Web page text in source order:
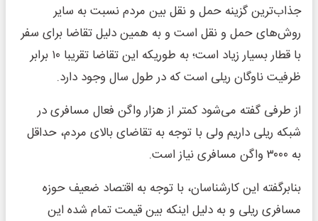
جذاب‌ترین گزینه حمل و نقل بین مردم نسبت به سایر
روش‌های حمل و نقل است و به همین دلیل تقاضا برای سفر
با قطار بسیار زیاد است؛ به طوریکه این تقاضا تقریبا ۱۰ برابر
ظرفیت ناوگان ریلی است که در طول سال وجود دارد.
از طرفی گفته می‌شود کمتر از هزار واگن فعال مسافری در
شبکه ریلی داریم ولی با توجه به تقاضای بالای مردم، حداقل
به ۳۰۰۰ واگن مسافری نیاز است.
بنابرگفته این کارشناسان، با توجه به اقتصاد ضعیف حوزه
مسافری ریلی و به دلیل اینکه بین قیمت تمام شده این